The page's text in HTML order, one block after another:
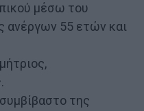
μέσω του
ανέργων 55 ετών και
της